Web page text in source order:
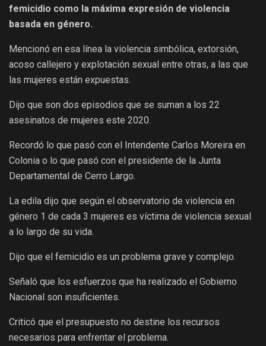
femicidio como la máxima expresión de violencia
basada en género.
Mencionó en esa línea la violencia simbólica, extorsión,
acoso callejero y explotación sexual entre otras, a las que
las mujeres están expuestas.
Dijo que son dos episodios que se suman a los 22
asesinatos de mujeres este 2020.
Recordó lo que pasó con el Intendente Carlos Moreira en
Colonia o lo que pasó con el presidente de la Junta
Departamental de Cerro Largo.
La edila dijo que según el observatorio de violencia en
género 1 de cada 3 mujeres es víctima de violencia sexual
a lo largo de su vida.
Dijo que el femicidio es un problema grave y complejo.
Señaló que los esfuerzos que ha realizado el Gobierno
Nacional son insuficientes.
Criticó que el presupuesto no destine los recursos
necesarios para enfrentar el problema.